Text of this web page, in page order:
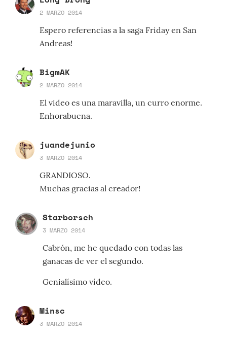
2 MARZO 2014
Espero referencias a la saga Friday en San
Andreas!
BigmAK
2 MARZO 2014
El video es una maravilla, un curro enorme.
Enhorabuena.
juandejunio
3 MARZO 2014
GRANDIOSO.
Muchas gracias al creador!
Starborsch
3 MARZO 2014
Cabrón, me he quedado con todas las
ganacas de ver el segundo.
Genialísimo vídeo.
Minsc
3 MARZO 2014